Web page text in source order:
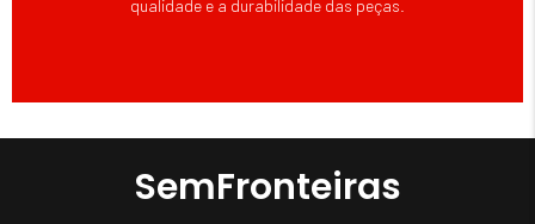
qualidade e a durabilidade das peças.
SemFronteiras